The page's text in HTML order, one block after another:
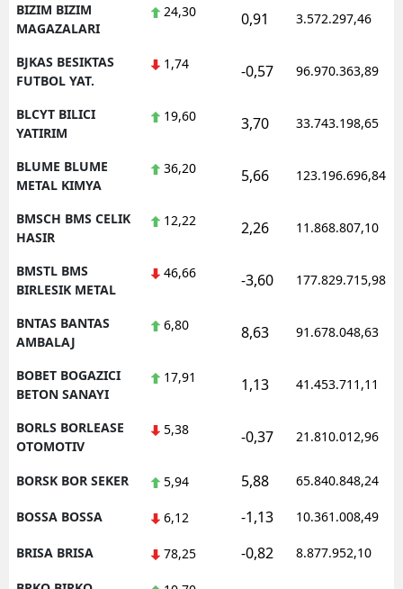
BIZIM BIZIM
MAGAZALARI
24,30 0,91 3.572.297,46
BJKAS BESIKTAS
FUTBOL YAT.
1,74 -0,57 96.970.363,89
BLCYT BILICI
YATIRIM
19,60 3,70 33.743.198,65
BLUME BLUME
METAL KIMYA
36,20 5,66 123.196.696,84
BMSCH BMS CELIK
HASIR
12,22 2,26 11.868.807,10
BMSTL BMS
BIRLESIK METAL
46,66 -3,60 177.829.715,98
BNTAS BANTAS
AMBALAJ
6,80 8,63 91.678.048,63
BOBET BOGAZICI
BETON SANAYI
17,91 1,13 41.453.711,11
BORLS BORLEASE
OTOMOTIV
5,38 -0,37 21.810.012,96
BORSK BOR SEKER 5,94 5,88 65.840.848,24
BOSSA BOSSA 6,12 -1,13 10.361.008,49
BRISA BRISA 78,25 -0,82 8.877.952,10